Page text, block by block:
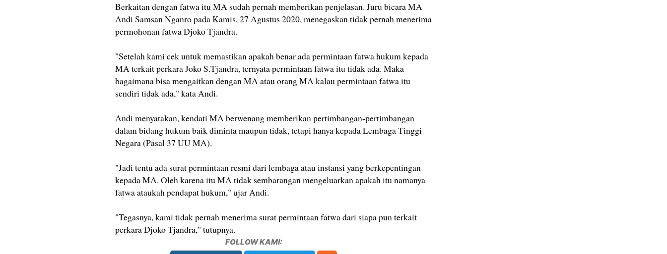
Berkaitan dengan fatwa itu MA sudah pernah memberikan penjelasan. Juru bicara MA
Andi Samsan Nganro pada Kamis, 27 Agustus 2020, menegaskan tidak pernah menerima
permohonan fatwa Djoko Tjandra.
"Setelah kami cek untuk memastikan apakah benar ada permintaan fatwa hukum kepada
MA terkait perkara Joko S.Tjandra, ternyata permintaan fatwa itu tidak ada. Maka
bagaimana bisa mengaitkan dengan MA atau orang MA kalau permintaan fatwa itu
sendiri tidak ada," kata Andi.
Andi menyatakan, kendati MA berwenang memberikan pertimbangan-pertimbangan
dalam bidang hukum baik diminta maupun tidak, tetapi hanya kepada Lembaga Tinggi
Negara (Pasal 37 UU MA).
"Jadi tentu ada surat permintaan resmi dari lembaga atau instansi yang berkepentingan
kepada MA. Oleh karena itu MA tidak sembarangan mengeluarkan apakah itu namanya
fatwa ataukah pendapat hukum," ujar Andi.
"Tegasnya, kami tidak pernah menerima surat permintaan fatwa dari siapa pun terkait
perkara Djoko Tjandra," tutupnya.
FOLLOW KAMI: